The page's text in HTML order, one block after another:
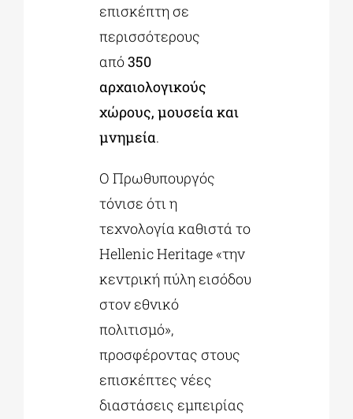
επισκέπτη σε
περισσότερους
από350
αρχαιολογικούς
χώρους, μουσεία και
μνημεία.
Ο Πρωθυπουργός
τόνισε ότι η
τεχνολογία καθιστά το
Hellenic Heritage «την
κεντρική πύλη εισόδου
στον εθνικό
πολιτισμό»,
προσφέροντας στους
επισκέπτες νέες
διαστάσεις εμπειρίας